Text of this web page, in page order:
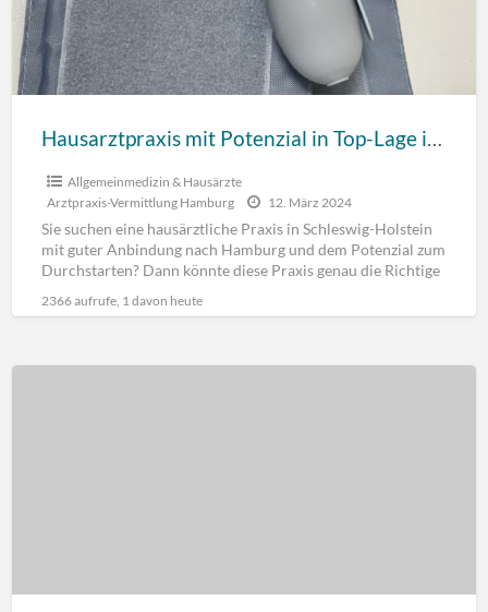
Hausarztpraxis mit Potenzial in Top-Lage im Speckgürtel von Hamburg (Schleswig-Holstein)
Allgemeinmedizin & Hausärzte
Arztpraxis-Vermittlung Hamburg
12. März 2024
Sie suchen eine hausärztliche Praxis in Schleswig-Holstein
mit guter Anbindung nach Hamburg und dem Potenzial zum
Durchstarten? Dann könnte diese Praxis genau die Richtige
2366 aufrufe, 1 davon heute